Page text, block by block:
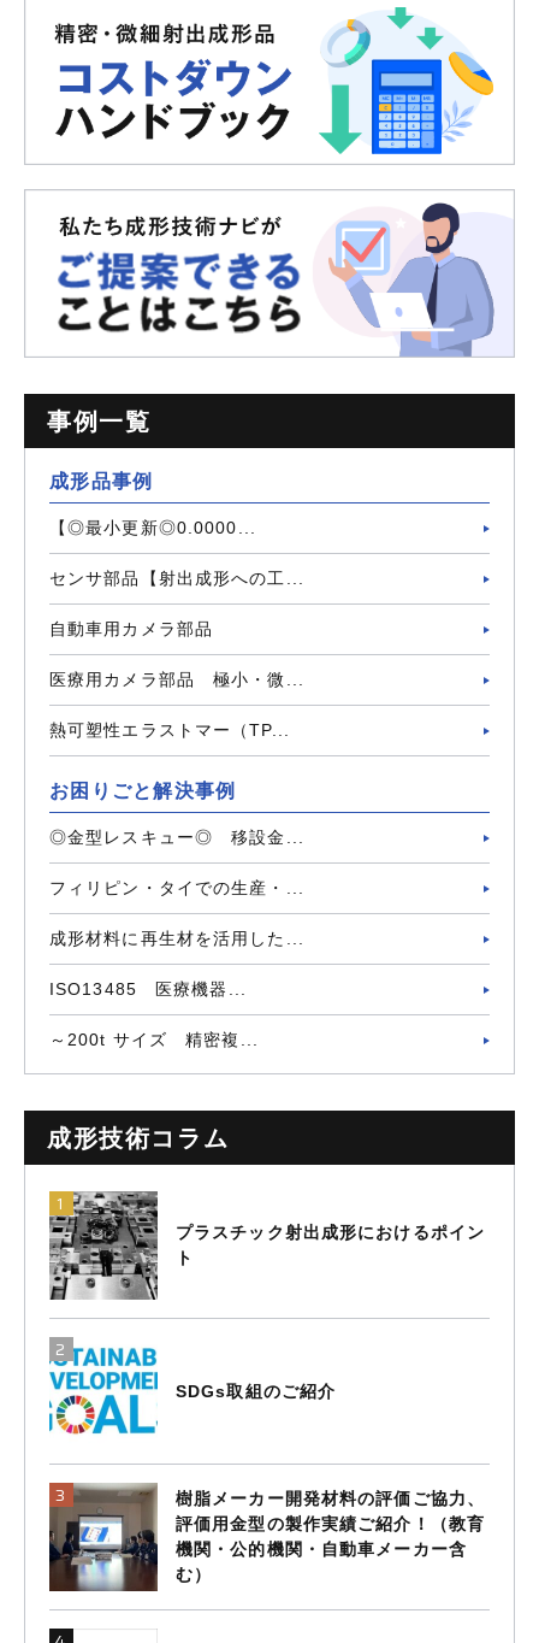
事例一覧
成形品事例
【◎最小更新◎0.0000...
センサ部品【射出成形への工...
自動車用カメラ部品
医療用カメラ部品 極小・微...
熱可塑性エラストマー（TP...
お困りごと解決事例
◎金型レスキュー◎ 移設金...
フィリピン・タイでの生産・...
成形材料に再生材を活用した...
ISO13485 医療機器...
～200t サイズ 精密複...
成形技術コラム
プラスチック射出成形におけるポイン
ト
SDGs取組のご紹介
樹脂メーカー開発材料の評価ご協力、
評価用金型の製作実績ご紹介！（教育
機関・公的機関・自動車メーカー含
む）